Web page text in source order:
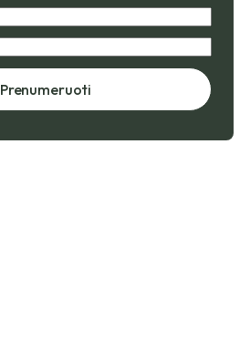
Prenumeruoti